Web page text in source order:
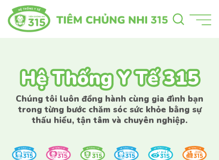
Hệ Thống Y Tế 315
Hệ Thống Y Tế 315
Chúng tôi luôn đồng hành cùng gia đình bạn
trong từng bước chăm sóc sức khỏe bằng sự
thấu hiểu, tận tâm và chuyên nghiệp.